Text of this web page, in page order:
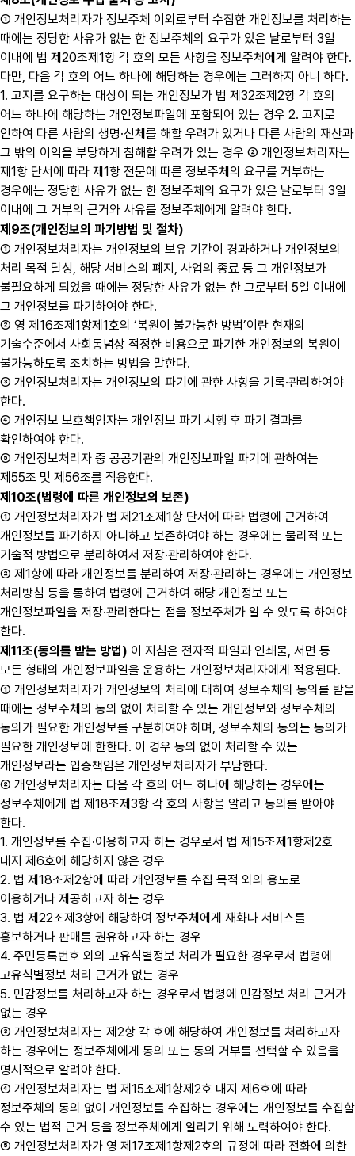
① 개인정보처리자가 정보주체 이외로부터 수집한 개인정보를 처리하는
때에는 정당한 사유가 없는 한 정보주체의 요구가 있은 날로부터 3일
이내에 법 제20조제1항 각 호의 모든 사항을 정보주체에게 알려야 한다.
다만, 다음 각 호의 어느 하나에 해당하는 경우에는 그러하지 아니 하다.
1. 고지를 요구하는 대상이 되는 개인정보가 법 제32조제2항 각 호의
어느 하나에 해당하는 개인정보파일에 포함되어 있는 경우 2. 고지로
인하여 다른 사람의 생명·신체를 해할 우려가 있거나 다른 사람의 재산과
그 밖의 이익을 부당하게 침해할 우려가 있는 경우 ② 개인정보처리자는
제1항 단서에 따라 제1항 전문에 따른 정보주체의 요구를 거부하는
경우에는 정당한 사유가 없는 한 정보주체의 요구가 있은 날로부터 3일
이내에 그 거부의 근거와 사유를 정보주체에게 알려야 한다.
제9조(개인정보의 파기방법 및 절차)
① 개인정보처리자는 개인정보의 보유 기간이 경과하거나 개인정보의
처리 목적 달성, 해당 서비스의 폐지, 사업의 종료 등 그 개인정보가
불필요하게 되었을 때에는 정당한 사유가 없는 한 그로부터 5일 이내에
그 개인정보를 파기하여야 한다.
② 영 제16조제1항제1호의 ‘복원이 불가능한 방법’이란 현재의
기술수준에서 사회통념상 적정한 비용으로 파기한 개인정보의 복원이
불가능하도록 조치하는 방법을 말한다.
③ 개인정보처리자는 개인정보의 파기에 관한 사항을 기록·관리하여야
한다.
④ 개인정보 보호책임자는 개인정보 파기 시행 후 파기 결과를
확인하여야 한다.
⑤ 개인정보처리자 중 공공기관의 개인정보파일 파기에 관하여는
제55조 및 제56조를 적용한다.
제10조(법령에 따른 개인정보의 보존)
① 개인정보처리자가 법 제21조제1항 단서에 따라 법령에 근거하여
개인정보를 파기하지 아니하고 보존하여야 하는 경우에는 물리적 또는
기술적 방법으로 분리하여서 저장·관리하여야 한다.
② 제1항에 따라 개인정보를 분리하여 저장·관리하는 경우에는 개인정보
처리방침 등을 통하여 법령에 근거하여 해당 개인정보 또는
개인정보파일을 저장·관리한다는 점을 정보주체가 알 수 있도록 하여야
한다.
제11조(동의를 받는 방법) 이 지침은 전자적 파일과 인쇄물, 서면 등
모든 형태의 개인정보파일을 운용하는 개인정보처리자에게 적용된다.
① 개인정보처리자가 개인정보의 처리에 대하여 정보주체의 동의를 받을
때에는 정보주체의 동의 없이 처리할 수 있는 개인정보와 정보주체의
동의가 필요한 개인정보를 구분하여야 하며, 정보주체의 동의는 동의가
필요한 개인정보에 한한다. 이 경우 동의 없이 처리할 수 있는
개인정보라는 입증책임은 개인정보처리자가 부담한다.
② 개인정보처리자는 다음 각 호의 어느 하나에 해당하는 경우에는
정보주체에게 법 제18조제3항 각 호의 사항을 알리고 동의를 받아야
한다.
1. 개인정보를 수집·이용하고자 하는 경우로서 법 제15조제1항제2호
내지 제6호에 해당하지 않은 경우
2. 법 제18조제2항에 따라 개인정보를 수집 목적 외의 용도로
이용하거나 제공하고자 하는 경우
3. 법 제22조제3항에 해당하여 정보주체에게 재화나 서비스를
홍보하거나 판매를 권유하고자 하는 경우
4. 주민등록번호 외의 고유식별정보 처리가 필요한 경우로서 법령에
고유식별정보 처리 근거가 없는 경우
5. 민감정보를 처리하고자 하는 경우로서 법령에 민감정보 처리 근거가
없는 경우
③ 개인정보처리자는 제2항 각 호에 해당하여 개인정보를 처리하고자
하는 경우에는 정보주체에게 동의 또는 동의 거부를 선택할 수 있음을
명시적으로 알려야 한다.
④ 개인정보처리자는 법 제15조제1항제2호 내지 제6호에 따라
정보주체의 동의 없이 개인정보를 수집하는 경우에는 개인정보를 수집할
수 있는 법적 근거 등을 정보주체에게 알리기 위해 노력하여야 한다.
⑤ 개인정보처리자가 영 제17조제1항제2호의 규정에 따라 전화에 의한